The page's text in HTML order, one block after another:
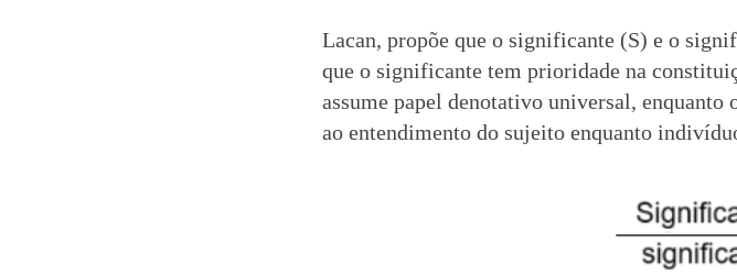
Lacan, propõe que o significante (S) e o
que o significante tem prioridade na
assume papel denotativo universal,
ao entendimento do sujeito enquanto